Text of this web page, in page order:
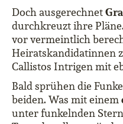
Doch ausgerechnet
durchkreuzt ihre
vor vermeintlich
Heiratskandidatinnen
Callistos Intrigen mit
Bald sprühen die
beiden. Was mit einem
unter funkelnden